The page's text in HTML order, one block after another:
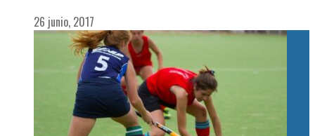
26 junio, 2017